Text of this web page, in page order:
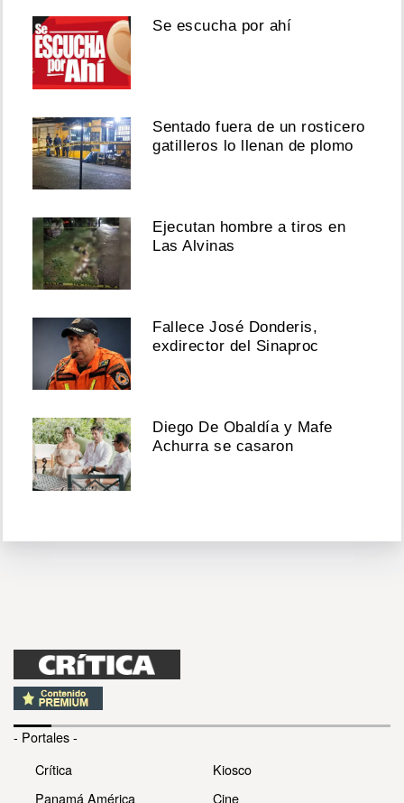
Se escucha por ahí
Sentado fuera de un rosticero
gatilleros lo llenan de plomo
Ejecutan hombre a tiros en
Las Alvinas
Fallece José Donderis,
exdirector del Sinaproc
Diego De Obaldía y Mafe
Achurra se casaron
- Portales -
Crítica
Panamá América
Kiosco
Cine